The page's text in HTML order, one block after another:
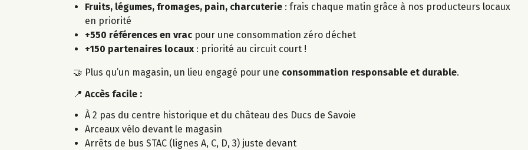
Fruits, légumes, fromages, pain, charcuterie : frais chaque matin grâce à nos producteurs locaux
en priorité
+550 références en vrac pour une consommation zéro déchet
+150 partenaires locaux: priorité au circuit court !
🤝 Plus qu’un magasin, un lieu engagé pour une consommation responsable et durable.
📍 Accès facile :
À 2 pas du centre historique et du château des Ducs de Savoie
Arceaux vélo devant le magasin
Arrêts de bus STAC (lignes A, C, D, 3) juste devant